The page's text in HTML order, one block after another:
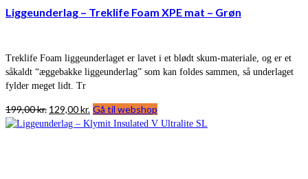
Liggeunderlag – Treklife Foam XPE mat – Grøn
Treklife Foam liggeunderlaget er lavet i et blødt skum-materiale, og er et
såkaldt “æggebakke liggeunderlag” som kan foldes sammen, så underlaget
fylder meget lidt. Tr
199,00kr. Den
oprindelige
129,00kr. Den
aktuelle
Gå til webshop